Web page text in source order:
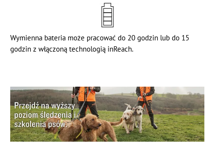
Wymienna bateria może pracować do 20 godzin lub do 15
godzin z włączoną technologią inReach.